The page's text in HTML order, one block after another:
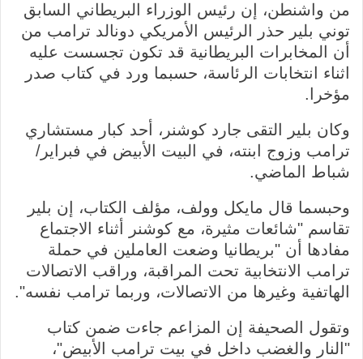
من واشنطن، إن رئيس الوزراء البريطاني السابق
توني بلير حذر الرئيس الأمريكي دونالد ترامب من
أن المخابرات البريطانية قد تكون تجسست عليه
اثناء انتخابات الرئاسة، حسبما ورد في كتاب صدر
مؤخرا.
وكان بلير التقى جارد كوشنر، أحد كبار مستشاري
ترامب وزوج ابنته، في البيت الأبيض في فبراير/
شباط الماضي.
وحبسما قال مايكل وولف، مؤلف الكتاب، إن بلير
تقاسم "شائعات مثيرة، مع كوشنر أثناء الاجتماع
مفادها أن "بريطانيا وضعت العاملين في حملة
ترامب الانتخابية تحت المراقبة، وراقب الاتصالات
الهاتفية وغيرها من الاتصالات، وربما ترامب نفسه".
وتقول الصحيفة إن المزاعم جاءت ضمن كتاب
"النار والغضب داخل في بيت ترامب الأبيض"،